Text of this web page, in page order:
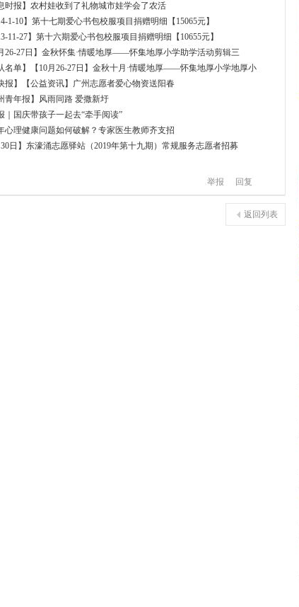
时报】农村娃收到了礼物城市娃学会了农活
1-10】第十七期爱心书包校服项目捐赠明细【15065元】
11-27】第十六期爱心书包校服项目捐赠明细【10655元】
月26-27日】金秋怀集·情暖地厚——怀集地厚小学助学活动剪辑三
名单】【10月26-27日】金秋十月·情暖地厚——怀集地厚小学地厚小
动
报】【公益资讯】广州志愿者爱心物资送阳春
青年报】风雨同路 爱撒新圩
｜国庆带孩子一起去“牵手阅读”
心理健康问题如何破解？专家医生教师齐支招
30日】东濠涌志愿驿站（2019年第十九期）常规服务志愿者招募
回复
举报
返回列表